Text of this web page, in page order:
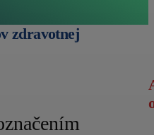
zdravotnej